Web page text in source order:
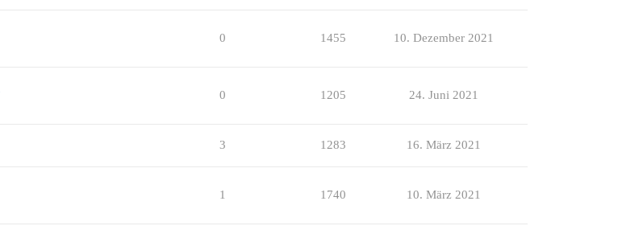
0 1455 10. Dezember 2021
0 1205 24. Juni 2021
3 1283 16. März 2021
1 1740 10. März 2021